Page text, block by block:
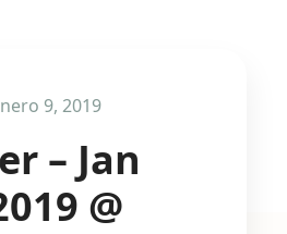
9, 2019
– Jan
@